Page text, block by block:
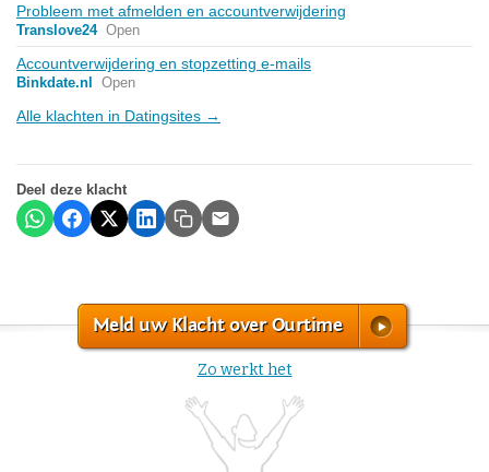
Probleem met afmelden en accountverwijdering
Translove24 Open
Accountverwijdering en stopzetting e-mails
Binkdate.nl Open
Alle klachten in Datingsites →
Deel deze klacht
Meld uw Klacht over Ourtime
Zo werkt het